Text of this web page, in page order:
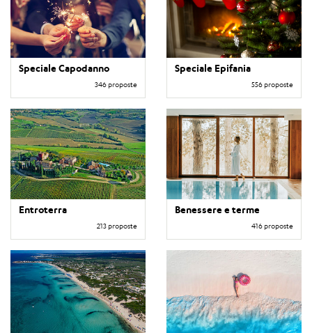
Speciale Capodanno
346 proposte
Speciale Epifania
556 proposte
Entroterra
213 proposte
Benessere e terme
416 proposte